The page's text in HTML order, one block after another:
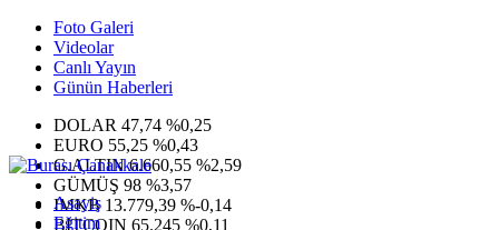
Foto Galeri
Videolar
Canlı Yayın
Günün Haberleri
DOLAR 47,74 %0,25
EURO 55,25 %0,43
G.ALTIN6.660,55 %2,59
GÜMÜŞ 98 %3,57
IMKB 13.779,39 %-0,14
BITCOIN 65.245 %0,11
Asayiş
Eğitim